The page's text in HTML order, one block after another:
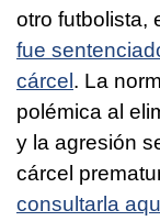
otro futbolista,
fue
cárcel. La
polémica al
y la agresión
cárcel
consultarla